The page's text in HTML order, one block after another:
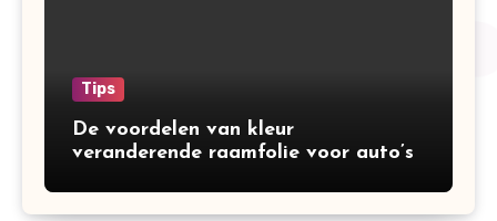
Tips
De voordelen van kleur
veranderende raamfolie voor auto’s